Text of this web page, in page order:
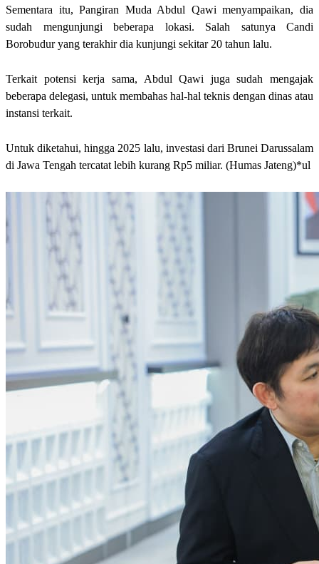
Sementara itu, Pangiran Muda Abdul Qawi menyampaikan, dia
sudah mengunjungi beberapa lokasi. Salah satunya Candi
Borobudur yang terakhir dia kunjungi sekitar 20 tahun lalu.
Terkait potensi kerja sama, Abdul Qawi juga sudah mengajak
beberapa delegasi, untuk membahas hal-hal teknis dengan dinas atau
instansi terkait.
Untuk diketahui, hingga 2025 lalu, investasi dari Brunei Darussalam
di Jawa Tengah tercatat lebih kurang Rp5 miliar. (Humas Jateng)*ul